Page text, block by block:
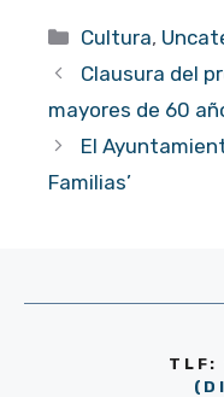
Categorías
Cultura,
Clausura del
mayores de 60
El
Familias’
TLF: